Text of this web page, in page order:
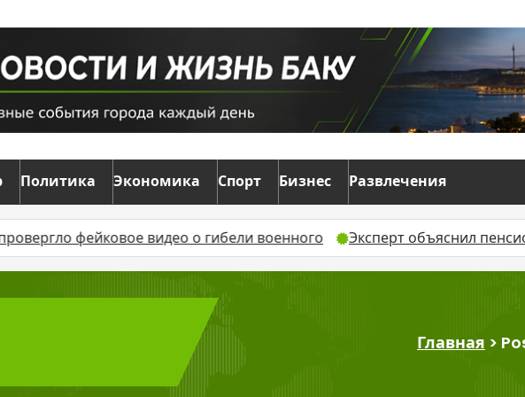
Политика Экономика Спорт Бизнес Развлечения
видео о гибели военного Эксперт объяснил пенсионные
Главная >